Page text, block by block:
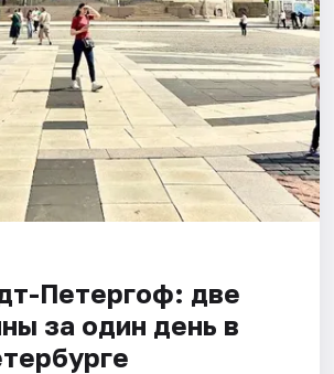
Петергоф: две
за один день в